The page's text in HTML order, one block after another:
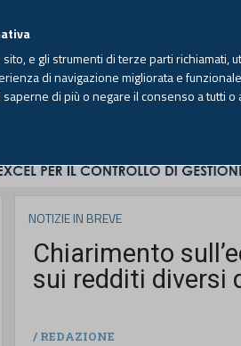
NOTIZIE IN BREVE
Chiarimento
sui redditi diversi
/ REDAZIONE
e gli strumenti di terze parti
di navigazione migliorata e
saperne di più o negare il consenso a tutti